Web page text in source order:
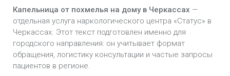
Капельница от похмелья на дому в Черкассах —
отдельная услуга наркологического центра «Статус» в
Черкассах. Этот текст подготовлен именно для
городского направления: он учитывает формат
обращения, логистику консультации и частые запросы
пациентов в регионе.